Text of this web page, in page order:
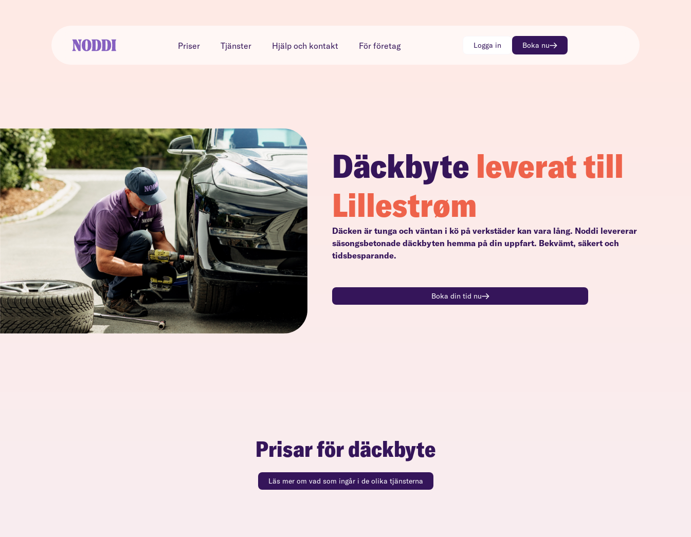
Priser Tjänster Hjälp och kontakt För företag Logga in Boka nu
Däckbyte leverat till
Lillestrøm
Däcken är tunga och väntan i kö på verkstäder kan vara lång. Noddi levererar
säsongsbetonade däckbyten hemma på din uppfart. Bekvämt, säkert och
tidsbesparande.
Boka din tid nu
Prisar för däckbyte
Läs mer om vad som ingår i de olika tjänsterna